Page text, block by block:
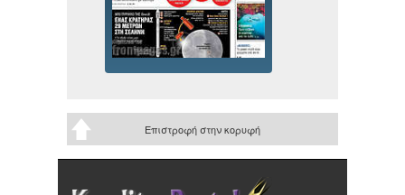
Επιστροφή στην κορυφή